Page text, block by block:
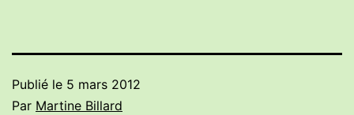
Publié le 5 mars 2012
Par Martine Billard